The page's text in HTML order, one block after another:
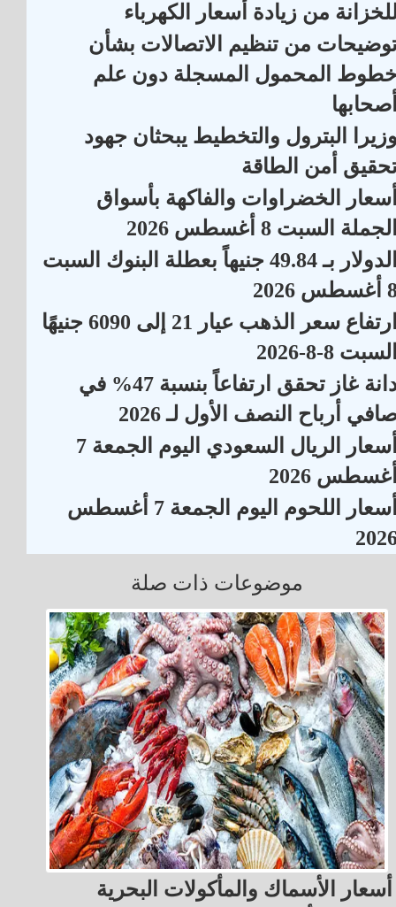
من زيادة أسعار الكهرباء
من تنظيم الاتصالات بشأن
المحمول المسجلة دون علم
البترول والتخطيط يبحثان جهود
أمن الطاقة
الخضراوات والفاكهة بأسواق
السبت 8 أغسطس 2026
الدولار بـ 49.84 جنيهاً بعطلة البنوك السبت
2026
ارتفاع سعر الذهب عيار 21 إلى 6090 جنيهًا
8-8-2026
دانة غاز تحقق ارتفاعاً بنسبة 47% في
أرباح النصف الأول لـ 2026
أسعار الريال السعودي اليوم الجمعة 7
2026
أسعار اللحوم اليوم الجمعة 7 أغسطس
موضوعات ذات صلة
أسعار الأسماك والمأكولات البحرية